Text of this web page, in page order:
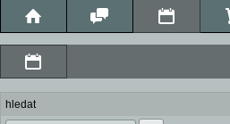
hledat